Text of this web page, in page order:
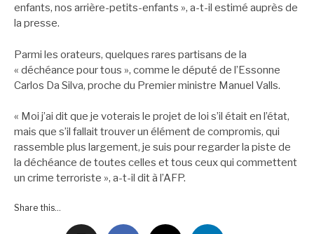
enfants, nos arrière-petits-enfants », a-t-il estimé auprès de
la presse.
Parmi les orateurs, quelques rares partisans de la
« déchéance pour tous », comme le député de l’Essonne
Carlos Da Silva, proche du Premier ministre Manuel Valls.
« Moi j’ai dit que je voterais le projet de loi s’il était en l’état,
mais que s’il fallait trouver un élément de compromis, qui
rassemble plus largement, je suis pour regarder la piste de
la déchéance de toutes celles et tous ceux qui commettent
un crime terroriste », a-t-il dit à l’AFP.
Share this...